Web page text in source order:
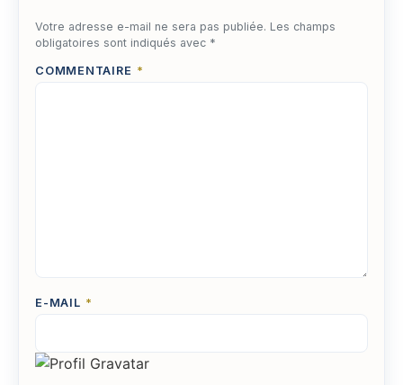
Votre adresse e-mail ne sera pas publiée. Les champs
obligatoires sont indiqués avec *
COMMENTAIRE *
E-MAIL *